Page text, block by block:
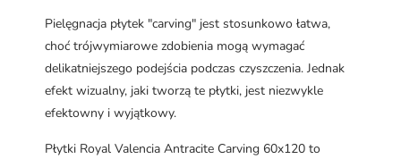
Pielęgnacja płytek "carving" jest stosunkowo łatwa,
choć trójwymiarowe zdobienia mogą wymagać
delikatniejszego podejścia podczas czyszczenia. Jednak
efekt wizualny, jaki tworzą te płytki, jest niezwykle
efektowny i wyjątkowy.
Płytki Royal Valencia Antracite Carving 60x120 to